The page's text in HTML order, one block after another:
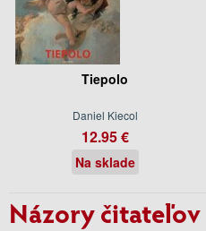
Tiepolo
Daniel Kiecol
12.95 €
Na sklade
Názory čitateľov